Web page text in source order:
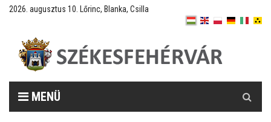
2026. augusztus 10. Lőrinc, Blanka, Csilla
MENÜ